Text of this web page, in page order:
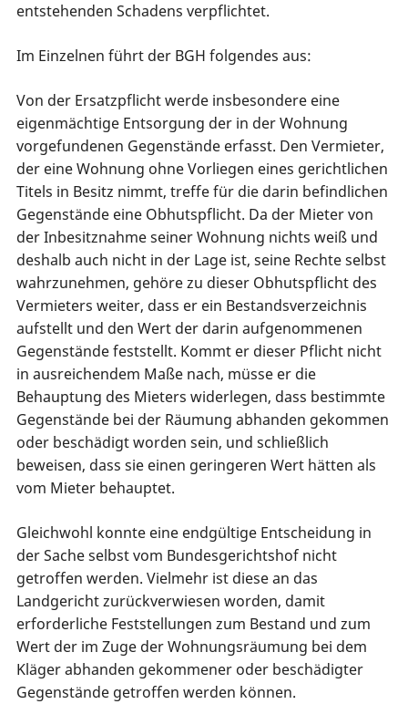
entstehenden Schadens verpflichtet.
Im Einzelnen führt der BGH folgendes aus:
Von der Ersatzpflicht werde insbesondere eine
eigenmächtige Entsorgung der in der Wohnung
vorgefundenen Gegenstände erfasst. Den Vermieter,
der eine Wohnung ohne Vorliegen eines gerichtlichen
Titels in Besitz nimmt, treffe für die darin befindlichen
Gegenstände eine Obhutspflicht. Da der Mieter von
der Inbesitznahme seiner Wohnung nichts weiß und
deshalb auch nicht in der Lage ist, seine Rechte selbst
wahrzunehmen, gehöre zu dieser Obhutspflicht des
Vermieters weiter, dass er ein Bestandsverzeichnis
aufstellt und den Wert der darin aufgenommenen
Gegenstände feststellt. Kommt er dieser Pflicht nicht
in ausreichendem Maße nach, müsse er die
Behauptung des Mieters widerlegen, dass bestimmte
Gegenstände bei der Räumung abhanden gekommen
oder beschädigt worden sein, und schließlich
beweisen, dass sie einen geringeren Wert hätten als
vom Mieter behauptet.
Gleichwohl konnte eine endgültige Entscheidung in
der Sache selbst vom Bundesgerichtshof nicht
getroffen werden. Vielmehr ist diese an das
Landgericht zurückverwiesen worden, damit
erforderliche Feststellungen zum Bestand und zum
Wert der im Zuge der Wohnungsräumung bei dem
Kläger abhanden gekommener oder beschädigter
Gegenstände getroffen werden können.